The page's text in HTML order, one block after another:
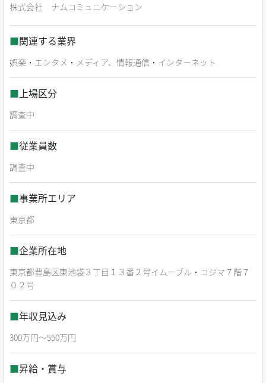
株式会社 ナムコミュニケーション
■関連する業界
娯楽・エンタメ・メディア、情報通信・インターネット
■上場区分
調査中
■従業員数
調査中
■事業所エリア
東京都
■企業所在地
東京都豊島区東池袋３丁目１３番２号イムーブル・コジマ７階７
０２号
■年収見込み
300万円～550万円
■昇給・賞与